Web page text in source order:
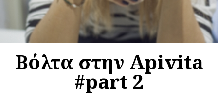
Βόλτα στην Apivita
#part 2